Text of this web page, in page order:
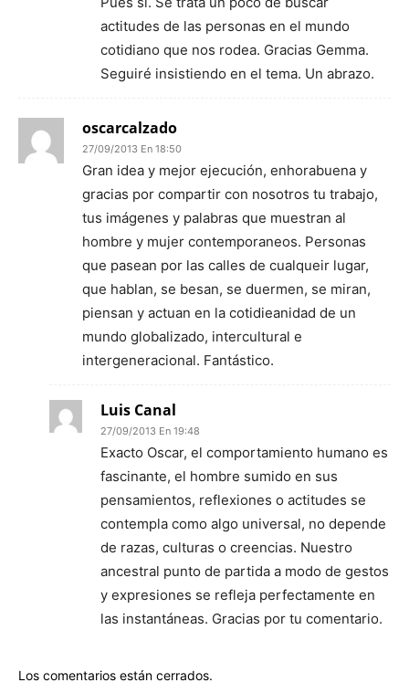
actitudes de las personas en el mundo
cotidiano que nos rodea. Gracias Gemma.
Seguiré insistiendo en el tema. Un abrazo.
oscarcalzado
27/09/2013 En 18:50
Gran idea y mejor ejecución, enhorabuena y
gracias por compartir con nosotros tu trabajo,
tus imágenes y palabras que muestran al
hombre y mujer contemporaneos. Personas
que pasean por las calles de cualqueir lugar,
que hablan, se besan, se duermen, se miran,
piensan y actuan en la cotidieanidad de un
mundo globalizado, intercultural e
intergeneracional. Fantástico.
Luis Canal
27/09/2013 En 19:48
Exacto Oscar, el comportamiento humano es
fascinante, el hombre sumido en sus
pensamientos, reflexiones o actitudes se
contempla como algo universal, no depende
de razas, culturas o creencias. Nuestro
ancestral punto de partida a modo de gestos
y expresiones se refleja perfectamente en
las instantáneas. Gracias por tu comentario.
Los comentarios están cerrados.